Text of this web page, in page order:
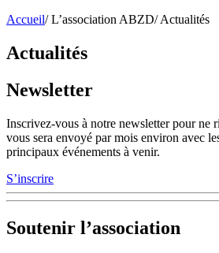
Accueil/ L’association ABZD/ Actualités
Actualités
Newsletter
Inscrivez-vous à notre newsletter pour ne
vous sera envoyé par mois environ avec
principaux événements à venir.
S’inscrire
Soutenir l’association